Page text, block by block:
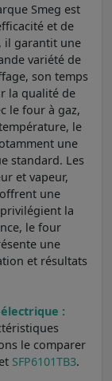
Smeg est
et de
il garantit une
variété de
son temps
la qualité de
le four à gaz,
le
une
standard. Les
et vapeur,
une
la
le four
une
et résultats
:
le comparer
et SFP6101TB3.